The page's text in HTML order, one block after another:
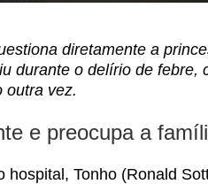
diretamente a
durante o delírio de febre,
outra vez.
e preocupa a
hospital, Tonho (Ronald